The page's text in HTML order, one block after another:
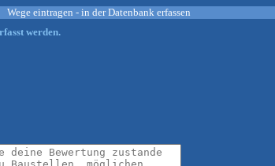
Wege eintragen - in der Datenbank erfassen
werden.